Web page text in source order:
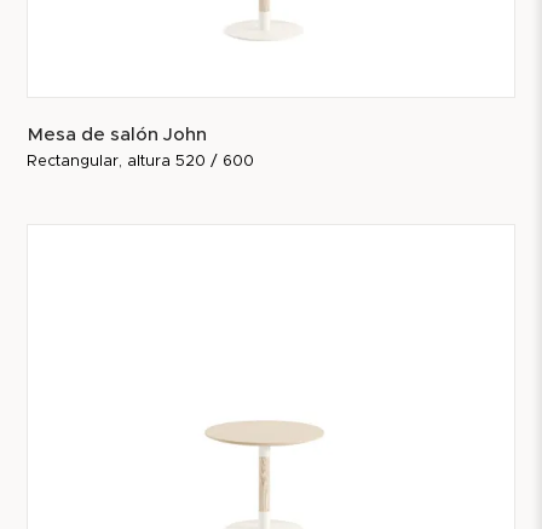
Mesa de salón John
Rectangular, altura 520 / 600